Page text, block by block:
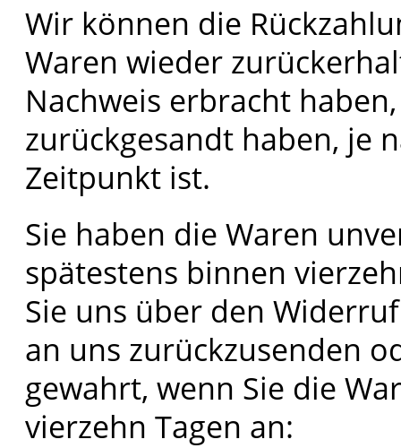
Wir können die
Waren wieder
Nachweis erbracht
zurückgesandt haben, je
Zeitpunkt ist.
Sie haben die Waren
spätestens binnen
Sie uns über den
an uns zurückzusenden
gewahrt, wenn Sie die
vierzehn Tagen an: